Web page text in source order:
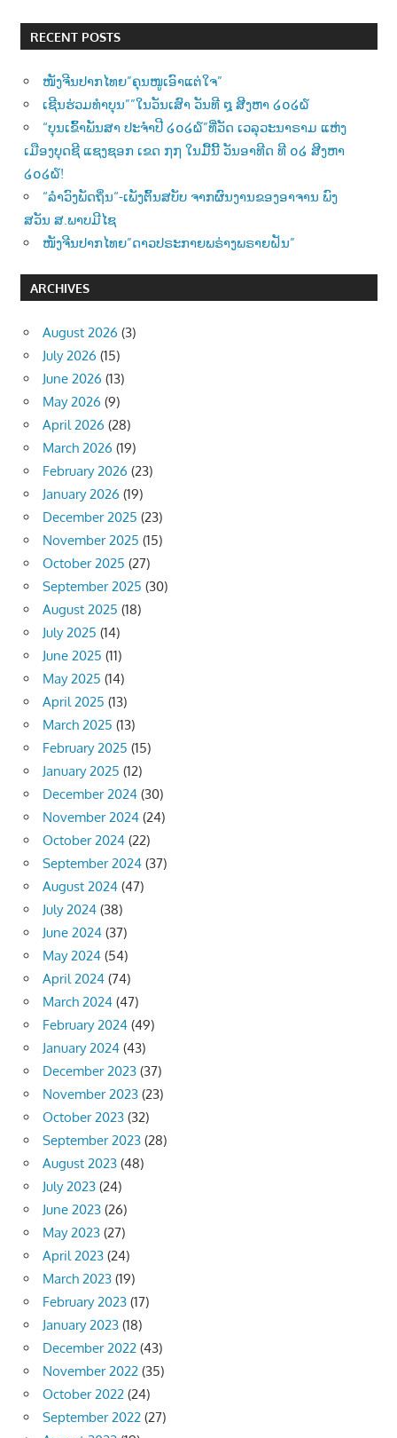
RECENT POSTS
ໜັງຈີນປາກໄທຍ”ຄຸນໜູເອົາແຕ່ໃຈ”
ເຊີນຮ່ວມທຳບຸນ””ໃນວັນເສົາ ວັນທີ ໘ ສີງຫາ ໒໐໒໖
“ບຸນເຂົ້າພັນສາ ປະຈຳປີ ໒໐໒໖”ທີ່ວັດ ເວລຸວະນາຣາມ ແຫ່ງ
ເມືອງບຸດຊີ ແຊງຊອກ ເຂດ ໗໗ ໃນມື້ນີ້ ວັນອາທີດ ທີ ໐໒ ສີງຫາ
໒໐໒໖!
“ລຳວົງພັດຖິ່ນ“-ເພັງຕົ້ນສບັບ ຈາກຜົນງານຂອງອາຈານ ພົງ
ສວັນ ສ.ພາບມີໄຊ
ໜັງຈີນປາກໄທຍ”ດາວປຣະກາຍພຣ່າງພຣາຍຝັນ”
ARCHIVES
August 2026 (3)
July 2026 (15)
June 2026 (13)
May 2026 (9)
April 2026 (28)
March 2026 (19)
February 2026 (23)
January 2026 (19)
December 2025 (23)
November 2025 (15)
October 2025 (27)
September 2025 (30)
August 2025 (18)
July 2025 (14)
June 2025 (11)
May 2025 (14)
April 2025 (13)
March 2025 (13)
February 2025 (15)
January 2025 (12)
December 2024 (30)
November 2024 (24)
October 2024 (22)
September 2024 (37)
August 2024 (47)
July 2024 (38)
June 2024 (37)
May 2024 (54)
April 2024 (74)
March 2024 (47)
February 2024 (49)
January 2024 (43)
December 2023 (37)
November 2023 (23)
October 2023 (32)
September 2023 (28)
August 2023 (48)
July 2023 (24)
June 2023 (26)
May 2023 (27)
April 2023 (24)
March 2023 (19)
February 2023 (17)
January 2023 (18)
December 2022 (43)
November 2022 (35)
October 2022 (24)
September 2022 (27)